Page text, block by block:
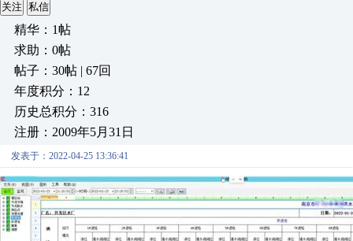
关注 私信
精华：1帖
求助：0帖
帖子：30帖 | 67回
年度积分：12
历史总积分：316
注册：2009年5月31日
发表于：2022-04-25 13:36:41